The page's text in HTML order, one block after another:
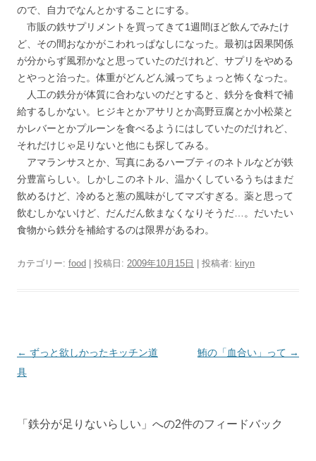
ので、自力でなんとかすることにする。
市販の鉄サプリメントを買ってきて1週間ほど飲んでみたけ
ど、その間おなかがこわれっぱなしになった。最初は因果関係
が分からず風邪かなと思っていたのだけれど、サプリをやめる
とやっと治った。体重がどんどん減ってちょっと怖くなった。
人工の鉄分が体質に合わないのだとすると、鉄分を食料で補
給するしかない。ヒジキとかアサリとか高野豆腐とか小松菜と
かレバーとかプルーンを食べるようにはしていたのだけれど、
それだけじゃ足りないと他にも探してみる。
アマランサスとか、写真にあるハーブティのネトルなどが鉄
分豊富らしい。しかしこのネトル、温かくしているうちはまだ
飲めるけど、冷めると葱の風味がしてマズすぎる。薬と思って
飲むしかないけど、だんだん飲まなくなりそうだ…。だいたい
食物から鉄分を補給するのは限界があるわ。
カテゴリー: food | 投稿日: 2009年10月15日 投稿者: kiryn
投
稿
← ずっと欲しかったキッチン道
具
鮪の「血合い」って →
「 鉄分が足りないらしい 」への2件のフィードバック